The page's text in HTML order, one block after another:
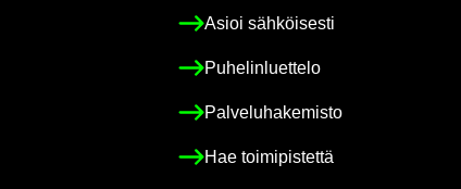
Asioi säh­köi­ses­ti
Pu­he­lin­luet­te­lo
Pal­ve­lu­ha­ke­mis­to
Hae toi­mi­pis­tet­tä